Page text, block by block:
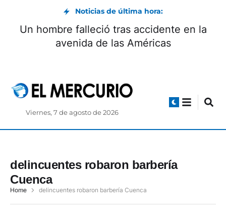
Noticias de última hora:
Un hombre falleció tras accidente en la
avenida de las Américas
Viernes, 7 de agosto de 2026
delincuentes robaron barbería
Cuenca
Home delincuentes robaron barbería Cuenca